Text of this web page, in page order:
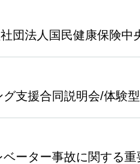
団法人国民健康保険
支援合同説明会/体験
ーター事故に関する重